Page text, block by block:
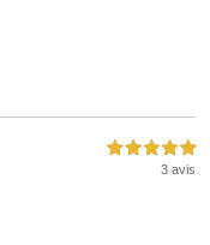
5,0 étoiles sur 5
3 avis